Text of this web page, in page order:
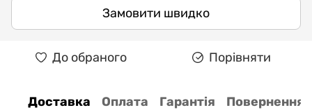
Замовити швидко
До обраного Порівняти
Доставка Оплата Гарантія Повернення